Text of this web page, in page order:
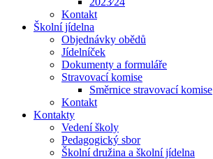
Kontakt
Školní jídelna
Objednávky obědů
Jídelníček
Dokumenty a formuláře
Stravovací komise
Směrnice stravovací komise
Kontakt
Kontakty
Vedení školy
Pedagogický sbor
Školní družina a školní jídelna